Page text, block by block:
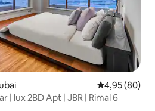
4,95 de uma
4,95 (80)
| lux 2BD Apt | JBR | Rimal 6